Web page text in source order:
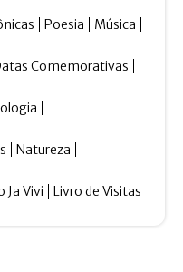
Poesia Música
Comemorativas
Natureza
Ja Vivi Livro de Visitas